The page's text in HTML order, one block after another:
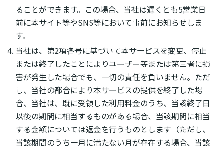
ることができます。この場合、当社は遅くとも5営業日
前に本サイト等やSNS等において事前にお知らせしま
す。
当社は、第2項各号に基づいて本サービスを変更、停止
または終了したことによりユーザー等または第三者に損
害が発生した場合でも、一切の責任を負いません。ただ
し、当社の都合により本サービスの提供を終了した場
合、当社は、既に受領した利用料金のうち、当該終了日
以後の期間に相当するものがある場合、当該期間に相当
する金額については返金を行うものとします（ただし、
当該期間のうち一月に満たない月が存在する場合、当該